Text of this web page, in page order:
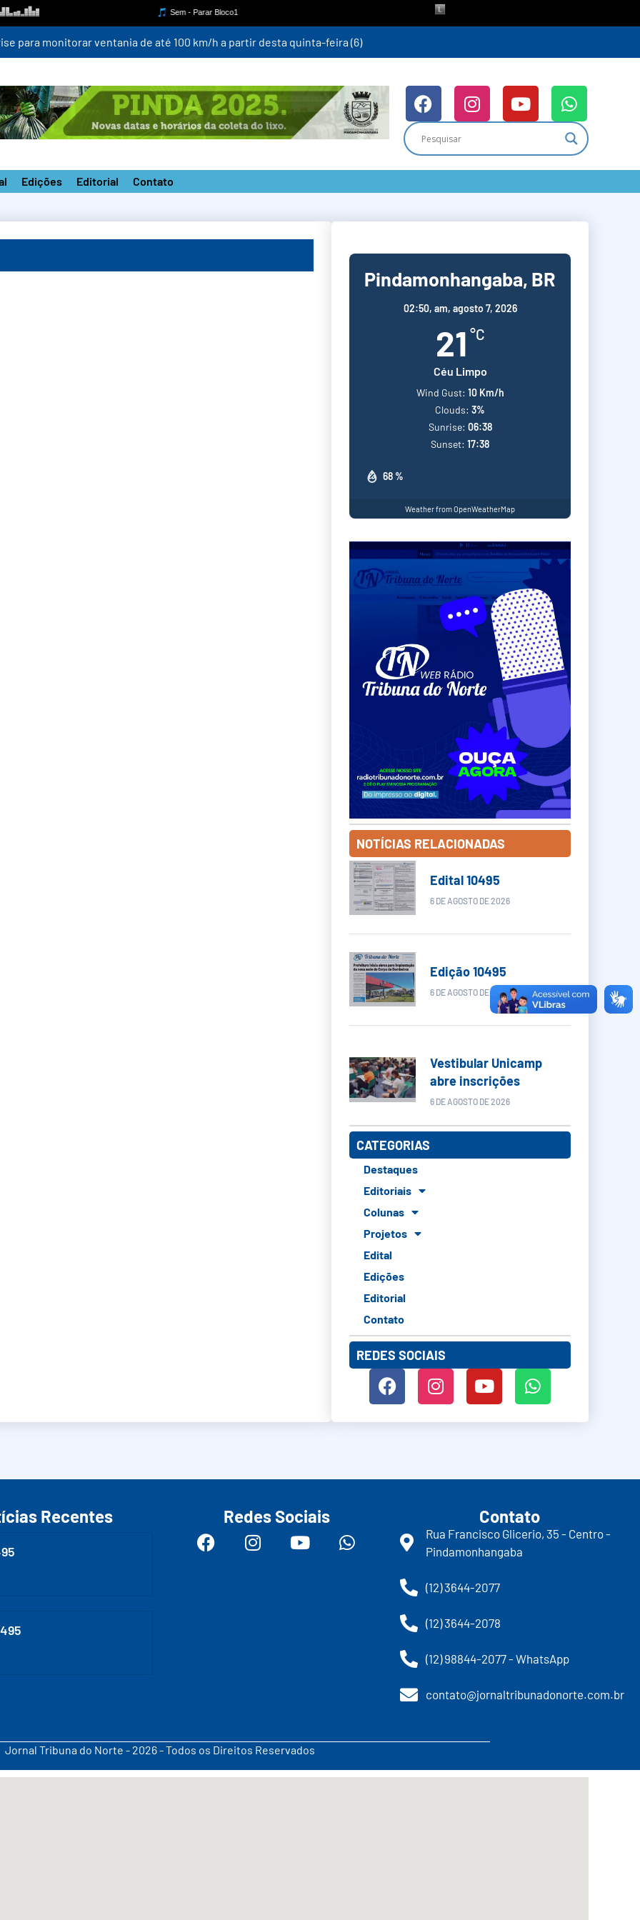
para monitorar ventania de até 100 km/h a partir desta quinta-feira (6)
Edições Editorial Contato
Pindamonhangaba, BR
02:50, am, agosto 7, 2026
21 °C
Céu Limpo
68 %
Wind Gust: 10 Km/h
Clouds: 3%
Sunrise: 06:38
Sunset: 17:38
Weather from OpenWeatherMap
NOTÍCIAS RELACIONADAS
Edital 10495
6 DE AGOSTO DE 2026
Edição 10495
6 DE AGOSTO DE 2026
Vestibular Unicamp
abre inscrições
6 DE AGOSTO DE 2026
CATEGORIAS
Destaques
Editoriais
Colunas
Projetos
Edital
Edições
Editorial
Contato
REDES SOCIAIS
Recentes Redes Sociais Contato
Rua Francisco Glicerio, 35 - Centro -
Pindamonhangaba
(12) 3644-2077
(12) 3644-2078
(12) 98844-2077 - WhatsApp
contato@jornaltribunadonorte.com.br
Jornal Tribuna do Norte - 2026 - Todos os Direitos Reservados